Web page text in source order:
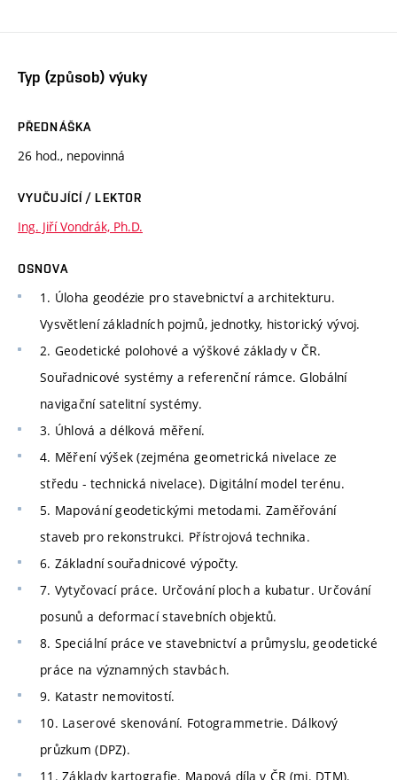
Typ (způsob) výuky
PŘEDNÁŠKA
26 hod., nepovinná
VYUČUJÍCÍ / LEKTOR
Ing. Jiří Vondrák, Ph.D.
OSNOVA
1. Úloha geodézie pro stavebnictví a architekturu.
Vysvětlení základních pojmů, jednotky, historický vývoj.
2. Geodetické polohové a výškové základy v ČR.
Souřadnicové systémy a referenční rámce. Globální
navigační satelitní systémy.
3. Úhlová a délková měření.
4. Měření výšek (zejména geometrická nivelace ze
středu - technická nivelace). Digitální model terénu.
5. Mapování geodetickými metodami. Zaměřování
staveb pro rekonstrukci. Přístrojová technika.
6. Základní souřadnicové výpočty.
7. Vytyčovací práce. Určování ploch a kubatur. Určování
posunů a deformací stavebních objektů.
8. Speciální práce ve stavebnictví a průmyslu, geodetické
práce na významných stavbách.
9. Katastr nemovitostí.
10. Laserové skenování. Fotogrammetrie. Dálkový
průzkum (DPZ).
11. Základy kartografie. Mapová díla v ČR (mj. DTM).